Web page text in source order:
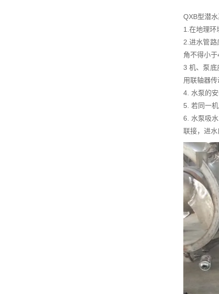
QXB型潜
1.在地理
2.进水管
角不得小
3 机、泵底
用联轴器
4. 水泵的
5. 若同一
6. 水泵吸
联接，进